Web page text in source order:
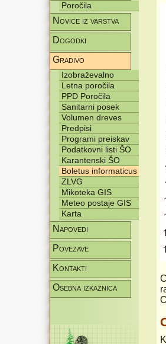
Poročila
Novice iz varstva
Dogodki
Gradivo
Izobraževalno
Letna poročila
PPD Poročila
Sanitarni posek
Volumen dreves
Predpisi
Programi preiskav
Podatkovni listi ŠO
Karantenski ŠO
Boletus informaticus
ZLVG
Mikoteka GIS
Meteo postaje GIS
Karta
Napovedi
Povezave
Kontakti
Osebna izkaznica